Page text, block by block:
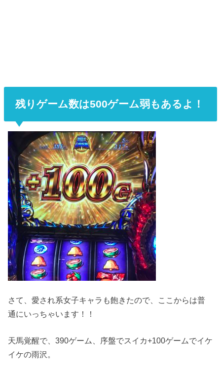
残りゲーム数は500ゲーム弱もあるよ！
さて、愛され系女子キャラも飽きたので、ここからは普
通にいっちゃいます！！
天馬覚醒で、390ゲーム、序盤でスイカ+100ゲームでイケ
イケの雨沢。